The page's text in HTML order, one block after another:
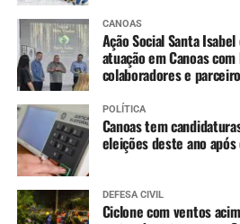
CANOAS
Ação Social Santa
atuação em Canoas
colaboradores e
POLÍTICA
Canoas tem
eleições deste ano
DEFESA CIVIL
Ciclone com ventos